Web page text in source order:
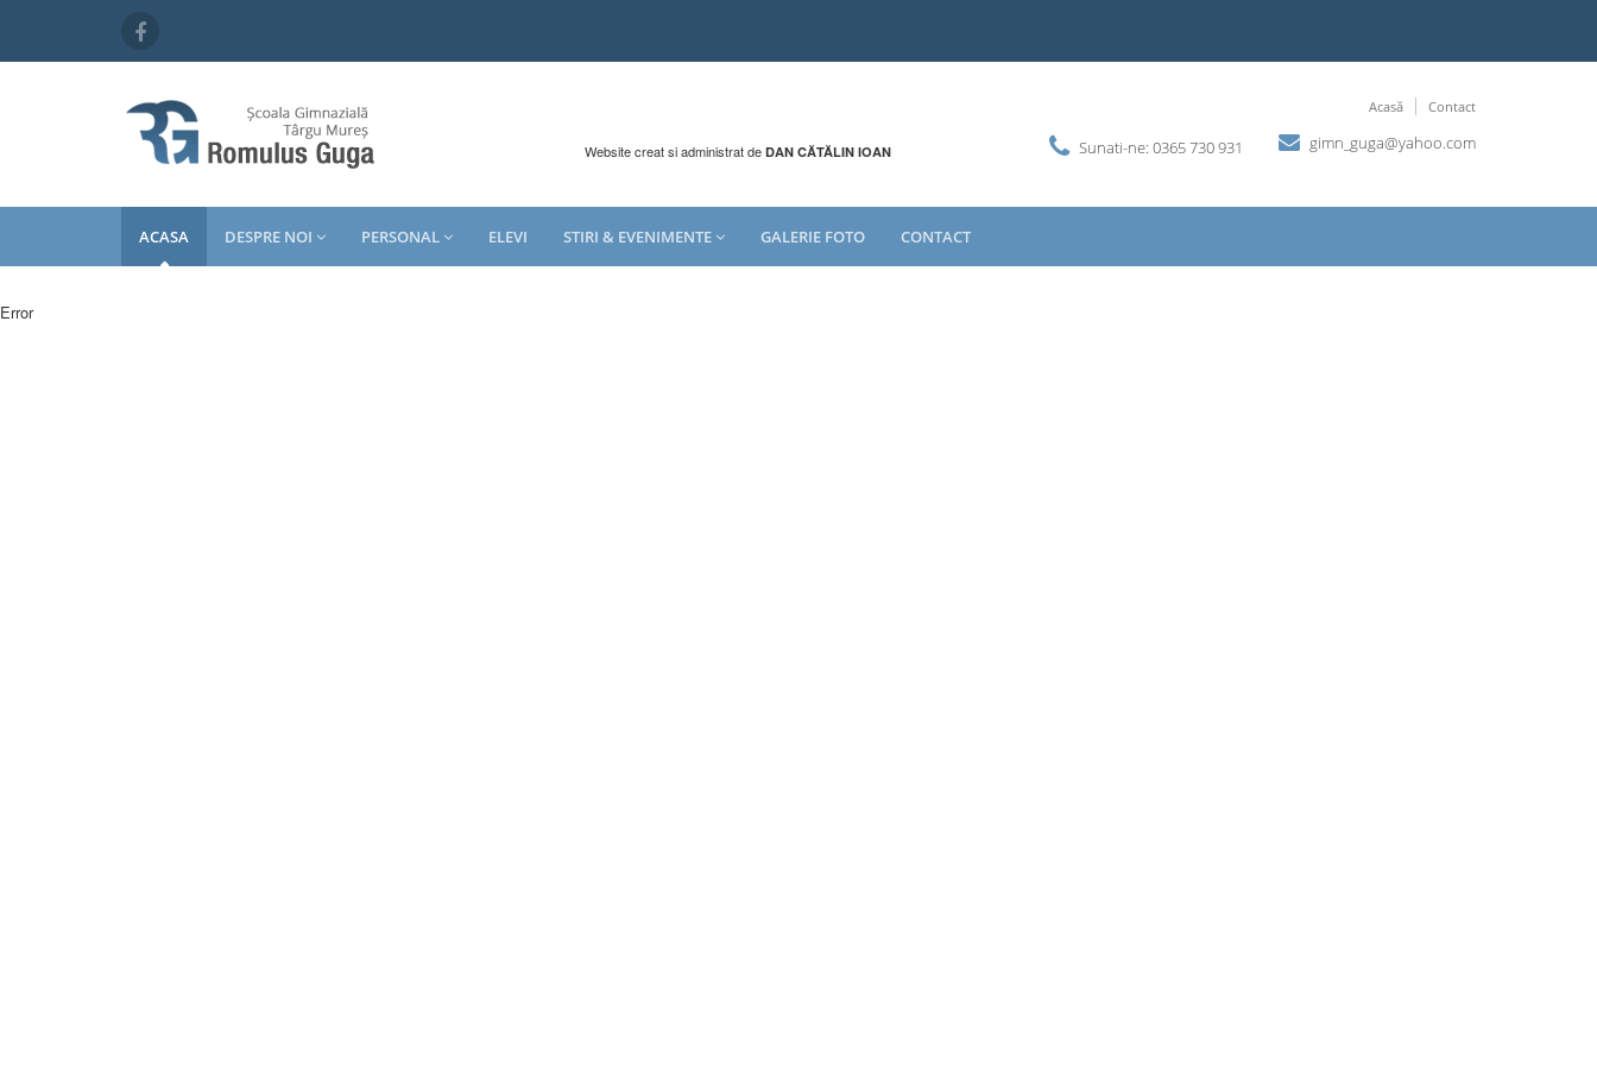
Acasă Contact
Sunati-ne: 0365 730 931 gimn_guga@yahoo.com
Website creat si administrat de DAN CĂTĂLIN IOAN
ACASA DESPRE NOI PERSONAL ELEVI STIRI & EVENIMENTE GALERIE FOTO CONTACT
Error